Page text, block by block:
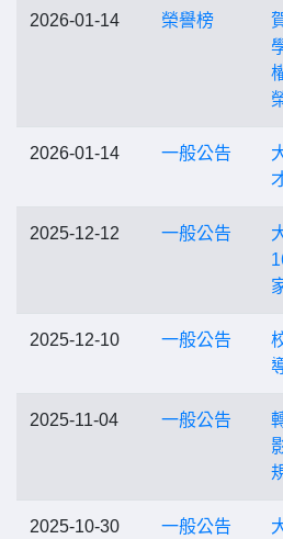
2026-01-14 榮譽榜
2026-01-14 一般公告
2025-12-12 一般公告
2025-12-10 一般公告
2025-11-04 一般公告
2025-10-30 一般公告